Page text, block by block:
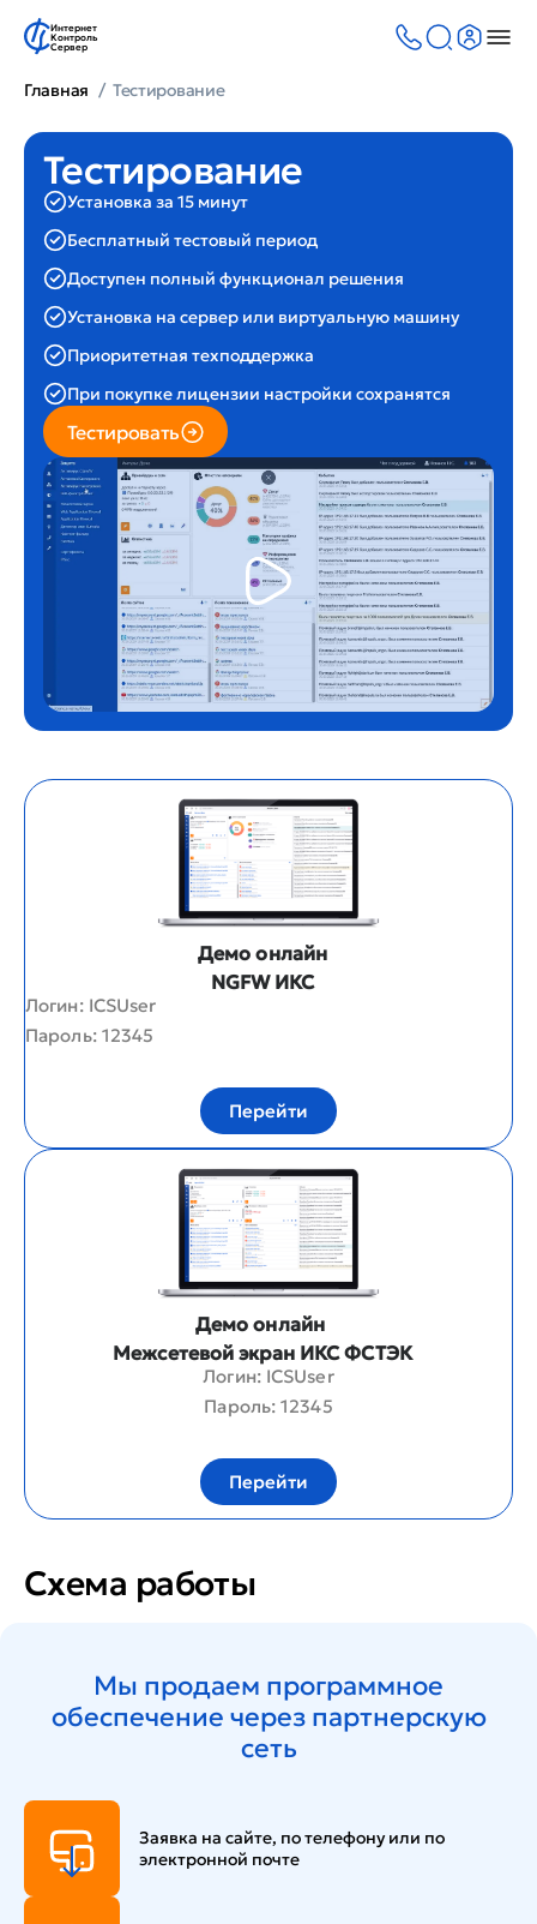
Интернет
Контроль
Сервер
Главная Тестирование
Тестирование
Установка за 15 минут
Бесплатный тестовый период
Доступен полный функционал решения
Установка на сервер или виртуальную машину
Приоритетная техподдержка
При покупке лицензии настройки сохранятся
Тестировать
Демо онлайн
NGFW ИКС
Логин: ICSUser
Пароль: 12345
Перейти
Демо онлайн
Межсетевой экран ИКС ФСТЭК
Логин: ICSUser
Пароль: 12345
Перейти
Схема работы
Мы продаем программное
обеспечение через партнерскую
сеть
Заявка на сайте, по телефону или по
электронной почте